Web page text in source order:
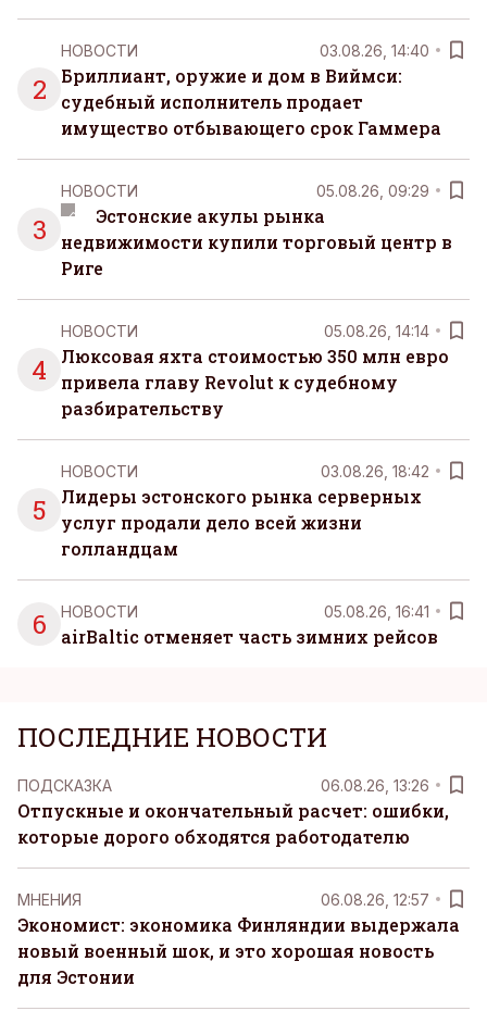
2
НОВОСТИ 03.08.26, 14:40
Бриллиант, оружие и дом в Виймси:
судебный исполнитель продает
имущество отбывающего срок Гаммера
3
НОВОСТИ 05.08.26, 09:29
Эстонские акулы рынка
недвижимости купили торговый центр в
Риге
4
НОВОСТИ 05.08.26, 14:14
Люксовая яхта стоимостью 350 млн евро
привела главу Revolut к судебному
разбирательству
5
НОВОСТИ 03.08.26, 18:42
Лидеры эстонского рынка серверных
услуг продали дело всей жизни
голландцам
6 НОВОСТИ 05.08.26, 16:41
airBaltic отменяет часть зимних рейсов
ПОСЛЕДНИЕ НОВОСТИ
ПОДСКАЗКА 06.08.26, 13:26
Отпускные и окончательный расчет: ошибки,
которые дорого обходятся работодателю
MНЕНИЯ 06.08.26, 12:57
Экономист: экономика Финляндии выдержала
новый военный шок, и это хорошая новость
для Эстонии